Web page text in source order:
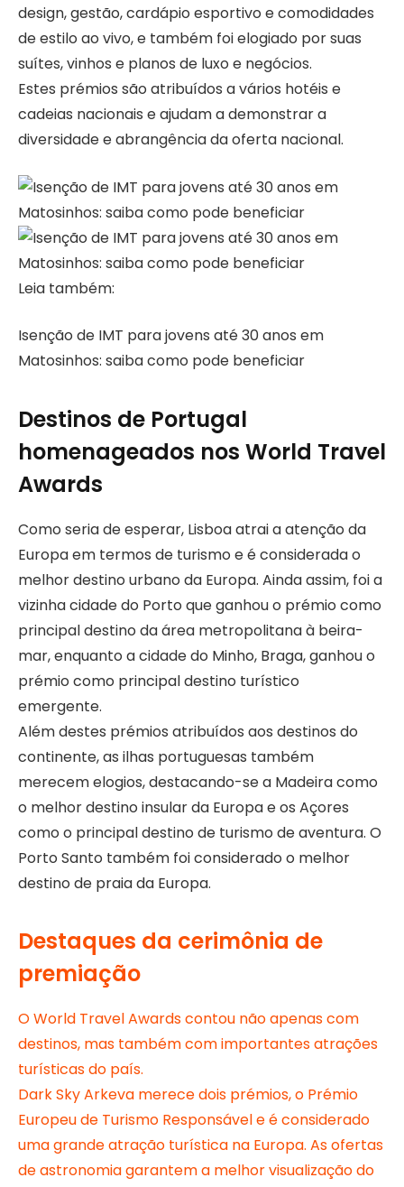
design, gestão, cardápio esportivo e comodidades
de estilo ao vivo, e também foi elogiado por suas
suítes, vinhos e planos de luxo e negócios.
Estes prémios são atribuídos a vários hotéis e
cadeias nacionais e ajudam a demonstrar a
diversidade e abrangência da oferta nacional.
Leia também:
Isenção de IMT para jovens até 30 anos em
Matosinhos: saiba como pode beneficiar
Destinos de Portugal
homenageados nos World Travel
Awards
Como seria de esperar, Lisboa atrai a atenção da
Europa em termos de turismo e é considerada o
melhor destino urbano da Europa. Ainda assim, foi a
vizinha cidade do Porto que ganhou o prémio como
principal destino da área metropolitana à beira-
mar, enquanto a cidade do Minho, Braga, ganhou o
prémio como principal destino turístico
emergente.
Além destes prémios atribuídos aos destinos do
continente, as ilhas portuguesas também
merecem elogios, destacando-se a Madeira como
o melhor destino insular da Europa e os Açores
como o principal destino de turismo de aventura. O
Porto Santo também foi considerado o melhor
destino de praia da Europa.
Destaques da cerimônia de
premiação
O World Travel Awards contou não apenas com
destinos, mas também com importantes atrações
turísticas do país.
Dark Sky Arkeva merece dois prémios, o Prémio
Europeu de Turismo Responsável e é considerado
uma grande atração turística na Europa. As ofertas
de astronomia garantem a melhor visualização do